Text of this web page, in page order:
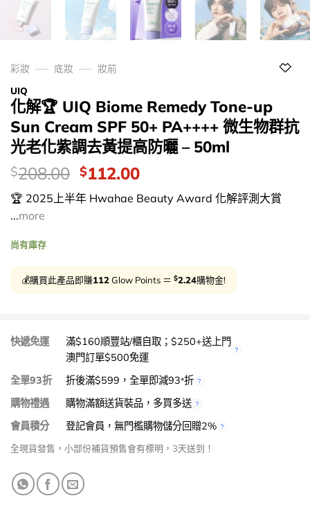
彩妝 底妝
妝前
UIQ
化解🏆 UIQ Biome Remedy Tone-up
Sun Cream SPF 50+ PA++++ 微生物群抗
光老化紫調去黃提高防曬 – 50ml
價
錢：
$208.00 Original
price
was:
$112.00Current
price
is:
🏆 2025上半年 Hwahae Beauty Award 化解評測大賞
...more
尚有庫存
💰購買此產品即賺112Glow Points ＝ $2.24購物金!
快遞免運
滿$160順豐站/櫃自取；$250+送上門
澳門訂單$500免運
全單93折
折後滿$599，全單即減93*折
購物禮遇
購物滿額送貨裝品，多買多送
會員積分
登記會員，無門檻購物儲分回贈2%
全現貨發售，小部份補貨預售會有標明，3天送到！